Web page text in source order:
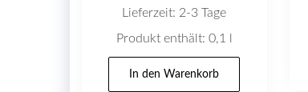
Lieferzeit: 2-3 Tage
Produkt enthält: 0,1
In den Warenkorb